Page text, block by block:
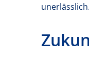
unerlässlich.